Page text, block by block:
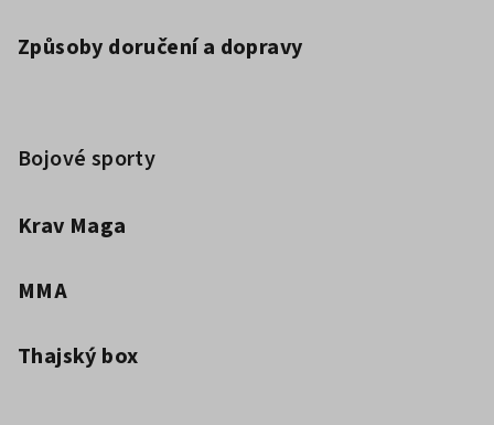
Způsoby doručení a dopravy
Bojové sporty
Krav Maga
MMA
Thajský box